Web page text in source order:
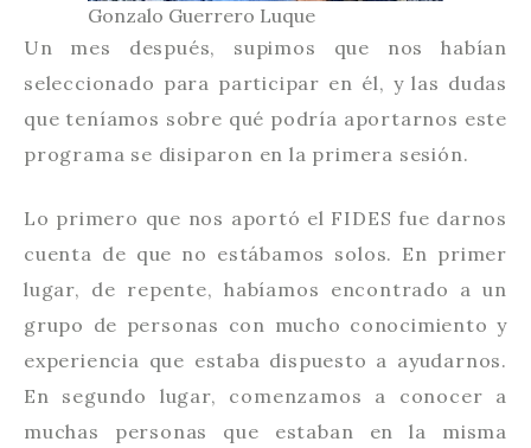
Gonzalo Guerrero Luque
Un mes después, supimos que nos habían
seleccionado para participar en él, y las dudas
que teníamos sobre qué podría aportarnos este
programa se disiparon en la primera sesión.
Lo primero que nos aportó el FIDES fue darnos
cuenta de que no estábamos solos. En primer
lugar, de repente, habíamos encontrado a un
grupo de personas con mucho conocimiento y
experiencia que estaba dispuesto a ayudarnos.
En segundo lugar, comenzamos a conocer a
muchas personas que estaban en la misma